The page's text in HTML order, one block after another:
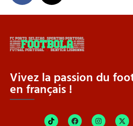
Vivez la passion du
en français !